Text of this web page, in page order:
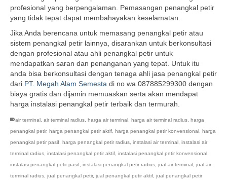
profesional yang berpengalaman. Pemasangan penangkal petir
yang tidak tepat dapat membahayakan keselamatan.
Jika Anda berencana untuk memasang penangkal petir atau
sistem penangkal petir lainnya, disarankan untuk berkonsultasi
dengan profesional atau ahli penangkal petir untuk
mendapatkan saran dan penanganan yang tepat. Untuk itu
anda bisa berkonsultasi dengan tenaga ahli jasa penangkal petir
dari PT. Megah Alam Semesta di no wa 087885299300 dengan
biaya gratis dan dijamin memuaskan serta akan mendapat
harga instalasi penangkal petir terbaik dan termurah.
air terminal air terminal radius harga air terminal harga air terminal radius harga
penangkal petir, harga penangkal petir aktif harga penangkal petir konvensional harga
penangkal petir pasif harga penangkal petir radius instalasi air terminal instalasi air
terminal radius instalasi penangkal petir aktif instalasi penangkal petir konvensional
instalasi penangkal petir pasif instalasi penangkal petir radius jual air terminal jual air
terminal radius jual penangkal petir, jual penangkal petir aktif jual penangkal petir